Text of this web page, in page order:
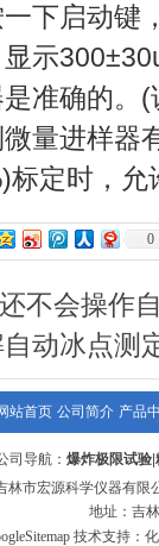
下启动键
示
准确的。
量进样器
标定时，
0
还不会操作
动冰点测
站首页 公司简介 产品
司导航： 爆炸极限试验
林市宏源科学仪器有限
地址：吉
技术支持：